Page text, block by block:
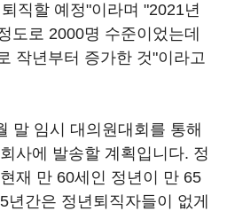
직할 예정"이라며 "2021년
도로 2000명 수준이었는데
작년부터 증가한 것"이라고
말 임시 대의원대회를 통해
사에 발송할 계획입니다. 정
재 만 60세인 정년이 만 65
간은 정년퇴직자들이 없게